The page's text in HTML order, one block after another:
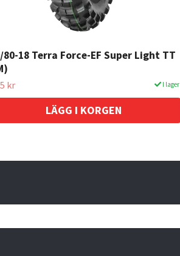
80-18 Terra Force-EF Super Light TT
kr I lager